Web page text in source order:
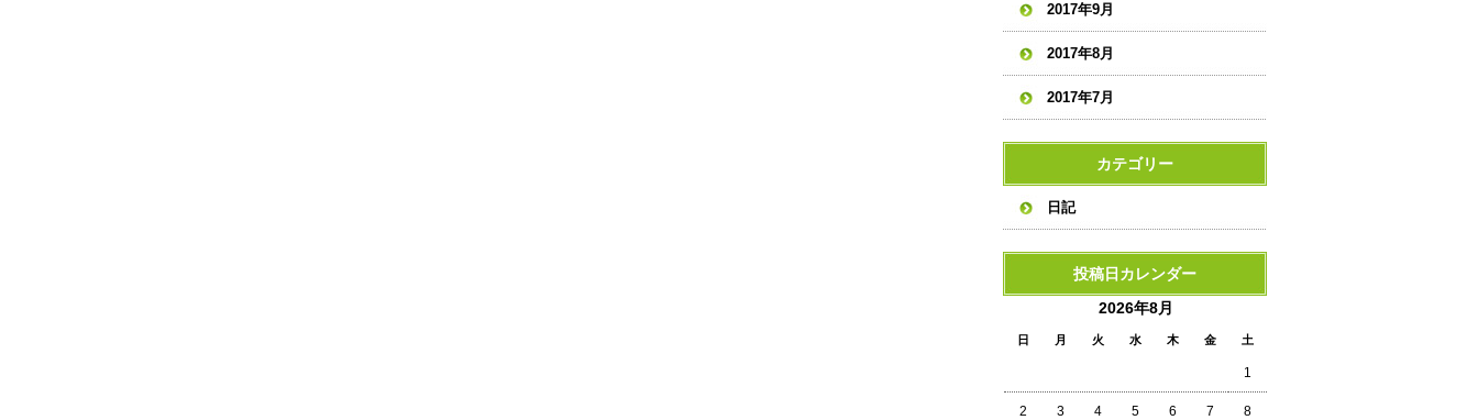
2017年9月
2017年8月
2017年7月
カテゴリー
日記
投稿日カレンダー
2026年8月
日 月 火 水 木 金 土
1
2 3 4 5 6 7 8